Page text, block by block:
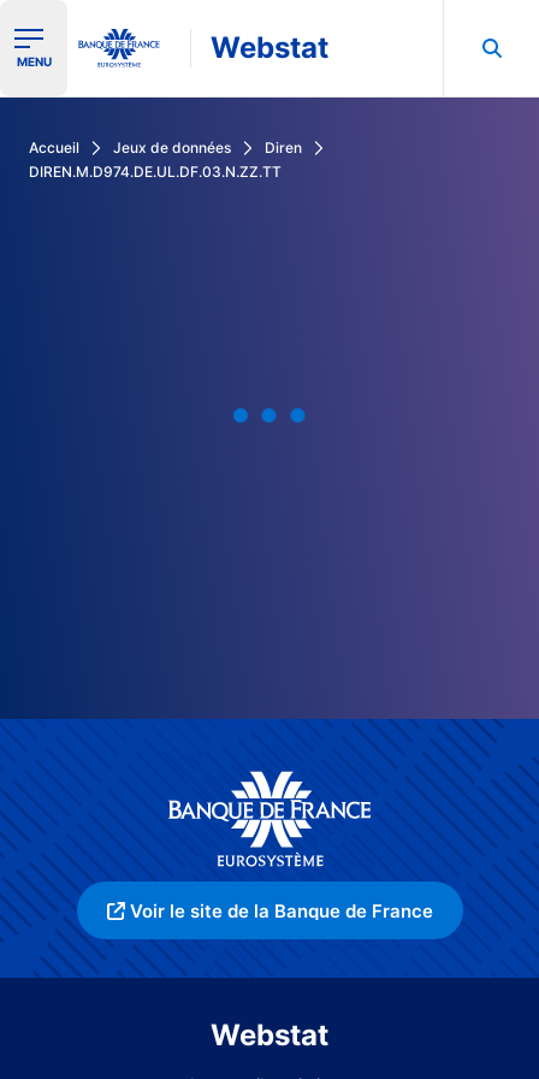
Ouvrir le menu de navigation
MENU Webstat
Accueil Jeux de données
Diren
DIREN.M.D974.DE.UL.DF.03.N.ZZ.TT
Voir le site de la Banque de France
Webstat